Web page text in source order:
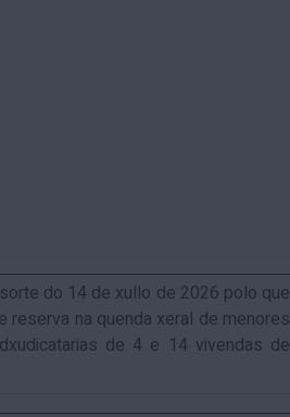
sorte do 14 de xullo de 2026 polo que
na quenda xeral de menores
de 4 e 14 vivendas de